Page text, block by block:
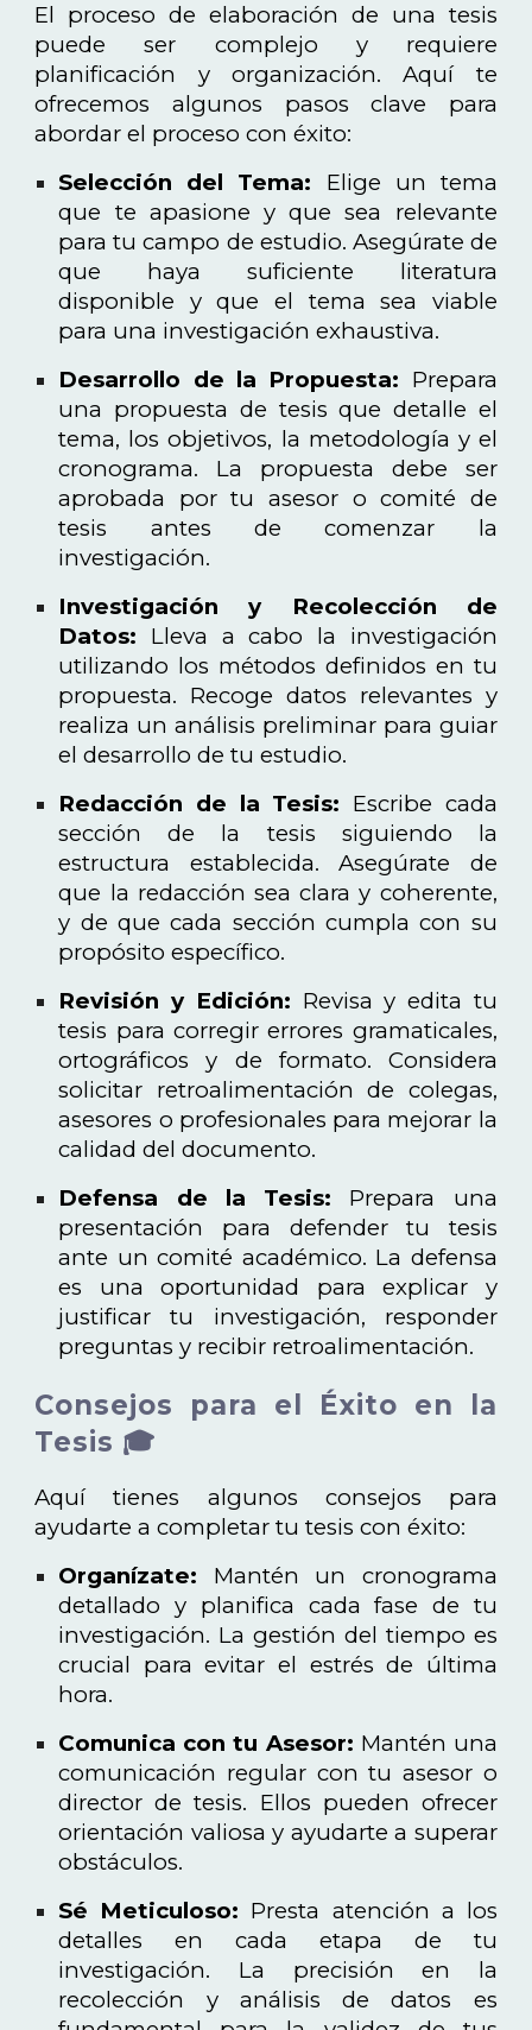
El proceso de elaboración de una tesis
puede ser complejo y requiere
planificación y organización. Aquí te
ofrecemos algunos pasos clave para
abordar el proceso con éxito:
Selección del Tema: Elige un tema
que te apasione y que sea relevante
para tu campo de estudio. Asegúrate de
que haya suficiente literatura
disponible y que el tema sea viable
para una investigación exhaustiva.
Desarrollo de la Propuesta: Prepara
una propuesta de tesis que detalle el
tema, los objetivos, la metodología y el
cronograma. La propuesta debe ser
aprobada por tu asesor o comité de
tesis antes de comenzar la
investigación.
Investigación y Recolección de
Datos: Lleva a cabo la investigación
utilizando los métodos definidos en tu
propuesta. Recoge datos relevantes y
realiza un análisis preliminar para guiar
el desarrollo de tu estudio.
Redacción de la Tesis: Escribe cada
sección de la tesis siguiendo la
estructura establecida. Asegúrate de
que la redacción sea clara y coherente,
y de que cada sección cumpla con su
propósito específico.
Revisión y Edición: Revisa y edita tu
tesis para corregir errores gramaticales,
ortográficos y de formato. Considera
solicitar retroalimentación de colegas,
asesores o profesionales para mejorar la
calidad del documento.
Defensa de la Tesis: Prepara una
presentación para defender tu tesis
ante un comité académico. La defensa
es una oportunidad para explicar y
justificar tu investigación, responder
preguntas y recibir retroalimentación.
Consejos para el Éxito en la
Tesis 🎓
Aquí tienes algunos consejos para
ayudarte a completar tu tesis con éxito:
Organízate: Mantén un cronograma
detallado y planifica cada fase de tu
investigación. La gestión del tiempo es
crucial para evitar el estrés de última
hora.
Comunica con tu Asesor: Mantén una
comunicación regular con tu asesor o
director de tesis. Ellos pueden ofrecer
orientación valiosa y ayudarte a superar
obstáculos.
Sé Meticuloso: Presta atención a los
detalles en cada etapa de tu
investigación. La precisión en la
recolección y análisis de datos es